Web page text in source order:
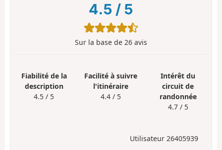
4.5 / 5
Sur la base de 26 avis
Fiabilité de la
description
4.5 / 5
Facilité à suivre
l'itinéraire
4.4 / 5
Intérêt du
circuit de
randonnée
4.7 / 5
Utilisateur 26405939